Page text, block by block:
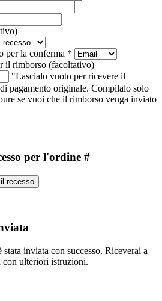
per la conferma *
il rimborso (facoltativo)
"Lascialo vuoto per ricevere il
pagamento originale. Compilalo solo
se vuoi che il rimborso venga inviato
per l'ordine #
recesso
inviata con successo. Riceverai a
con ulteriori istruzioni.